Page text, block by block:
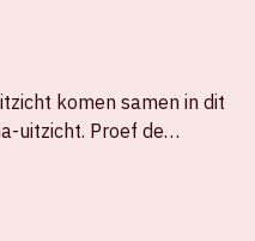
komen samen in dit
uitzicht. Proef de